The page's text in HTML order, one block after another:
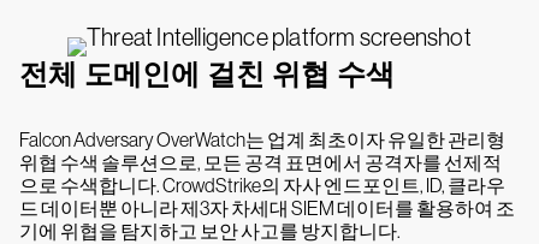
전체 도메인에 걸친 위협 수색
Falcon Adversary OverWatch는 업계 최초이자 유일한 관리형
위협 수색 솔루션으로, 모든 공격 표면에서 공격자를 선제적
으로 수색합니다. CrowdStrike의 자사 엔드포인트, ID, 클라우
드 데이터뿐 아니라 제3자 차세대 SIEM 데이터를 활용하여 조
기에 위협을 탐지하고 보안 사고를 방지합니다.